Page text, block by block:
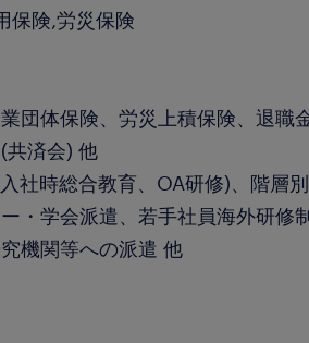
保険,労災保険
団体保険、労災上積保険、退職
共済会) 他
社時総合教育、OA研修)、階層
・学会派遣、若手社員海外研修制
機関等への派遣 他